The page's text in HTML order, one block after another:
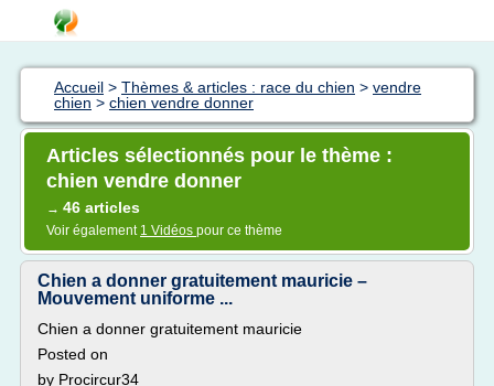
Accueil > Thèmes & articles : race du chien > vendre
chien > chien vendre donner
Articles sélectionnés pour le thème :
chien vendre donner
→ 46 articles
Voir également 1 Vidéos pour ce thème
Chien a donner gratuitement mauricie –
Mouvement uniforme ...
Chien a donner gratuitement mauricie
Posted on
by Procircur34